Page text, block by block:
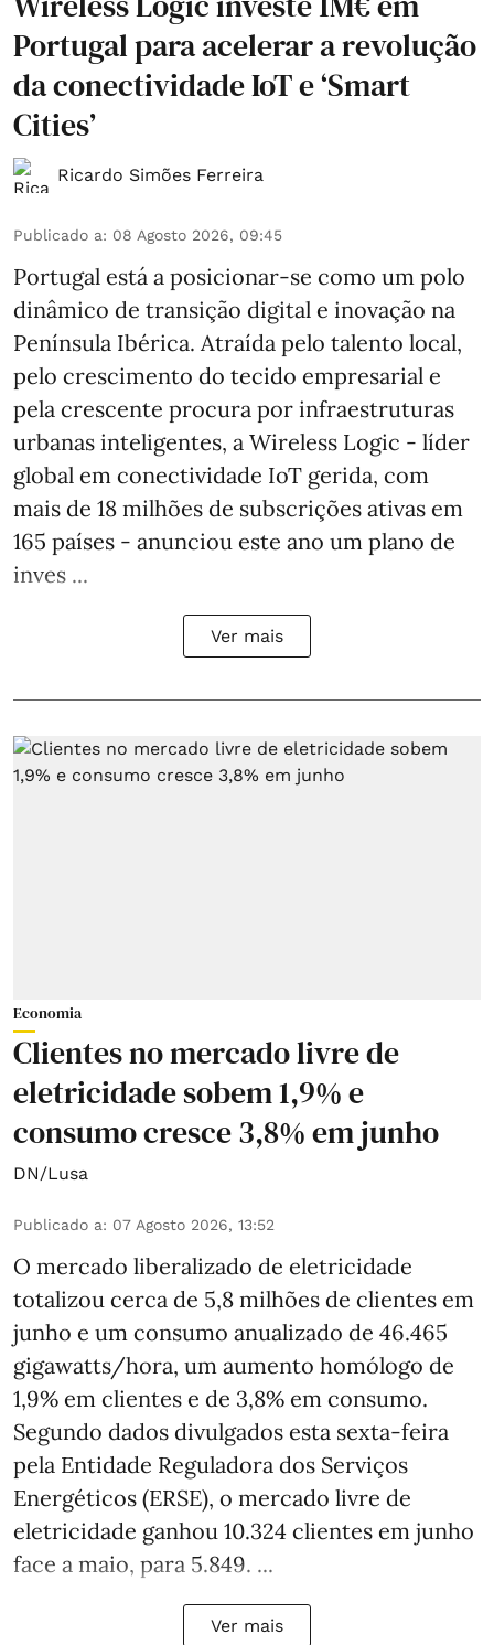
Portugal para acelerar a revolução
da conectividade IoT e ‘Smart
Cities’
Ricardo Simões Ferreira
Publicado a: 08 Agosto 2026, 09:45
Portugal está a posicionar-se como um polo
dinâmico de transição digital e inovação na
Península Ibérica. Atraída pelo talento local,
pelo crescimento do tecido empresarial e
pela crescente procura por infraestruturas
urbanas inteligentes, a Wireless Logic - líder
global em conectividade IoT gerida, com
mais de 18 milhões de subscrições ativas em
165 países - anunciou este ano um plano de
inves ...
Ver mais
Economia
Clientes no mercado livre de
eletricidade sobem 1,9% e
consumo cresce 3,8% em junho
DN/Lusa
Publicado a: 07 Agosto 2026, 13:52
O mercado liberalizado de eletricidade
totalizou cerca de 5,8 milhões de clientes em
junho e um consumo anualizado de 46.465
gigawatts/hora, um aumento homólogo de
1,9% em clientes e de 3,8% em consumo.
Segundo dados divulgados esta sexta-feira
pela Entidade Reguladora dos Serviços
Energéticos (ERSE), o mercado livre de
eletricidade ganhou 10.324 clientes em junho
face a maio, para 5.849. ...
Ver mais